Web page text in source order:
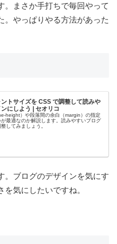
。まさか手打ちで毎回やって
。やっぱりやる方法があった
トサイズを CSS で調整して読みや
にしよう | セオリコ
height）や段落間の余白（margin）の指定
最適なのか解説します。読みやすいブログ
してみましょう。
。ブログのデザインを気にす
気にしたいですね。